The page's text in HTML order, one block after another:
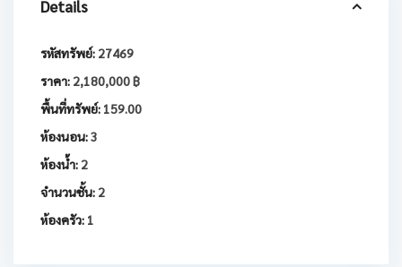
Details
รหัสทรัพย์: 27469
ราคา: 2,180,000 ฿
พื้นที่ทรัพย์: 159.00
ห้องนอน:3
ห้องน้ำ: 2
จำนวนชั้น: 2
ห้องครัว: 1